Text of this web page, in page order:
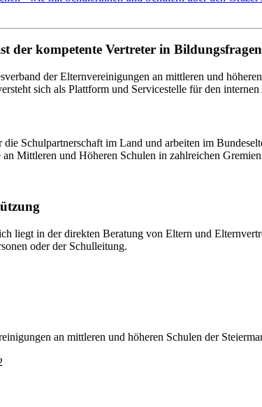
der kompetente Vertreter in Bildungsfragen
der Elternvereinigungen an mittleren und
sich als Plattform und Servicestelle für den
Schulpartnerschaft im Land und arbeiten im
Mittleren und Höheren Schulen in zahlreichen
liegt in der direkten Beratung von Eltern und
oder der Schulleitung.
an mittleren und höheren Schulen der